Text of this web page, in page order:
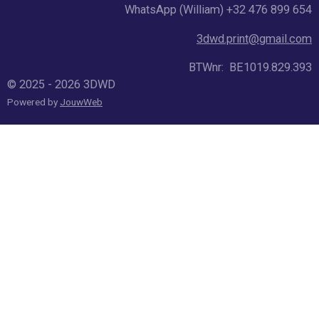
WhatsApp (William) +32 476 899 654
3dwd.print@gmail.com
BTWnr: BE1019.829.393
© 2025 - 2026 3DWD
Powered by JouwWeb